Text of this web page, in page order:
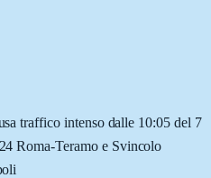
traffico intenso dalle 10:05 del 7
Roma-Teramo e Svincolo